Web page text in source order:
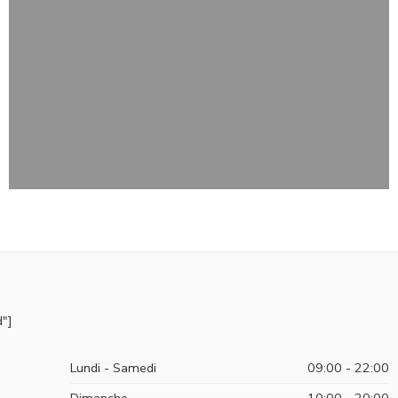
Lundi - Samedi
09:00 - 22:00